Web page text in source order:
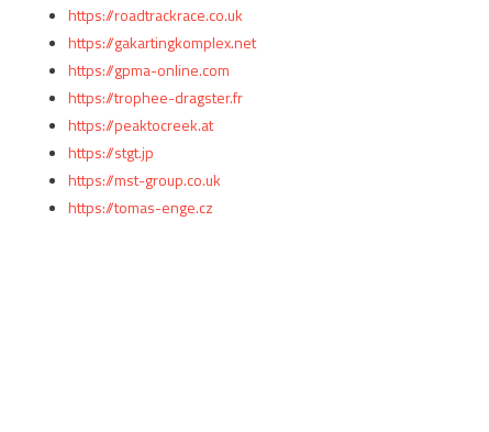
https://roadtrackrace.co.uk
https://gakartingkomplex.net
https://gpma-online.com
https://trophee-dragster.fr
https://peaktocreek.at
https://stgt.jp
https://mst-group.co.uk
https://tomas-enge.cz